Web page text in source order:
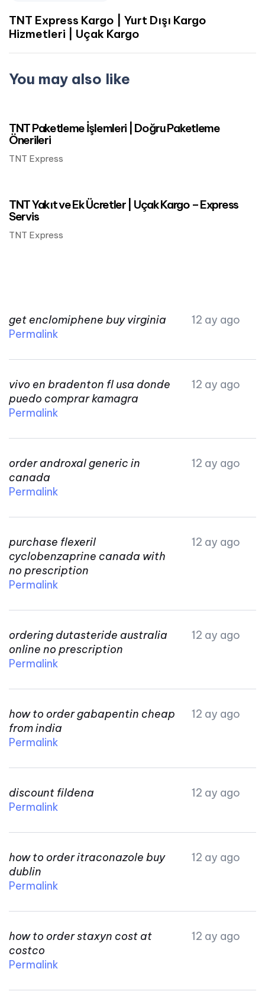
TNT Express Kargo | Yurt Dışı Kargo
Hizmetleri | Uçak Kargo
You may also like
TNT Paketleme İşlemleri | Doğru Paketleme
Önerileri
TNT Express
TNT Yakıt ve Ek Ücretler | Uçak Kargo – Express
Servis
TNT Express
get enclomiphene buy virginia
12 ay ago
Permalink
vivo en bradenton fl usa donde
puedo comprar kamagra
12 ay ago
Permalink
order androxal generic in
canada
12 ay ago
Permalink
purchase flexeril
cyclobenzaprine canada with
no prescription
12 ay ago
Permalink
ordering dutasteride australia
online no prescription
12 ay ago
Permalink
how to order gabapentin cheap
from india
12 ay ago
Permalink
discount fildena
12 ay ago
Permalink
how to order itraconazole buy
dublin
12 ay ago
Permalink
how to order staxyn cost at
costco
12 ay ago
Permalink